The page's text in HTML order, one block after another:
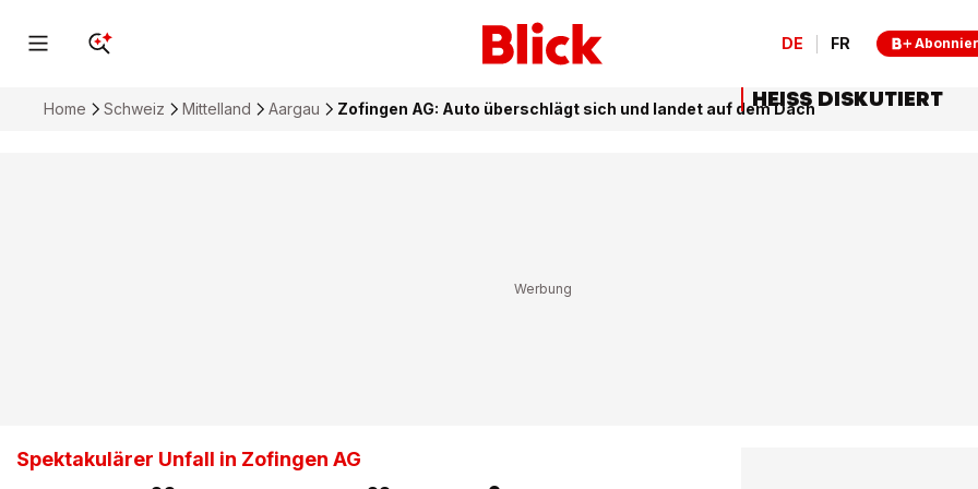
DE FR
Home Schweiz Mittelland Aargau Zofingen AG: Auto überschlägt sich und landet auf dem Dach
Spektakulärer Unfall in Zofingen AG
HEISS DISKUTIERT